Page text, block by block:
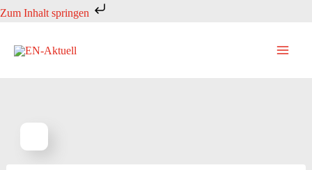
Zum Inhalt springen
Zum
springen